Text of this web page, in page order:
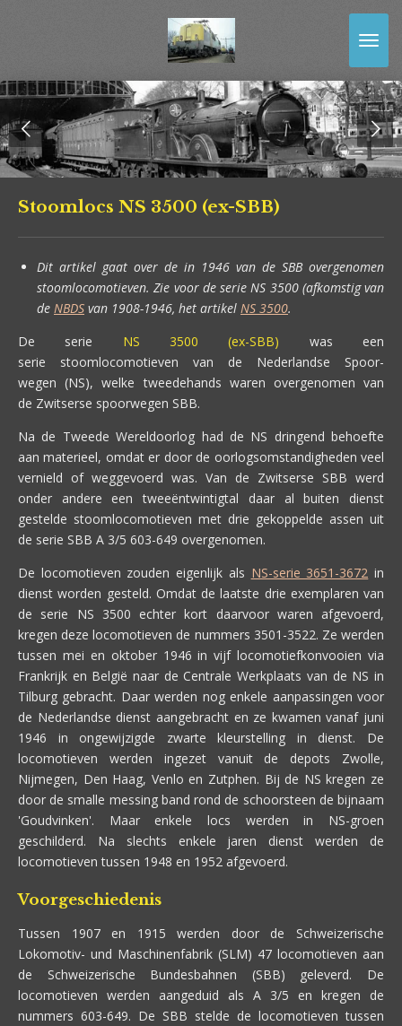
de
hoofdinhoud
Stoomlocs NS 3500 (ex-SBB)
Dit artikel gaat over de in 1946 van de SBB overgenomen
stoomlocomotieven. Zie voor de serie NS 3500 (afkomstig van
de NBDS van 1908-1946, het artikel NS 3500.
De serie NS 3500 (ex-SBB) was een
serie stoomlocomotieven van de Nederlandse Spoor-
wegen (NS), welke tweedehands waren overgenomen van
de Zwitserse spoorwegen SBB.
Na de Tweede Wereldoorlog had de NS dringend behoefte
aan materieel, omdat er door de oorlogsomstandigheden veel
vernield of weggevoerd was. Van de Zwitserse SBB werd
onder andere een tweeëntwintigtal daar al buiten dienst
gestelde stoomlocomotieven met drie gekoppelde assen uit
de serie SBB A 3/5 603-649 overgenomen.
De locomotieven zouden eigenlijk als NS-serie 3651-3672 in
dienst worden gesteld. Omdat de laatste drie exemplaren van
de serie NS 3500 echter kort daarvoor waren afgevoerd,
kregen deze locomotieven de nummers 3501-3522. Ze werden
tussen mei en oktober 1946 in vijf locomotiefkonvooien via
Frankrijk en België naar de Centrale Werkplaats van de NS in
Tilburg gebracht. Daar werden nog enkele aanpassingen voor
de Nederlandse dienst aangebracht en ze kwamen vanaf juni
1946 in ongewijzigde zwarte kleurstelling in dienst. De
locomotieven werden ingezet vanuit de depots Zwolle,
Nijmegen, Den Haag, Venlo en Zutphen. Bij de NS kregen ze
door de smalle messing band rond de schoorsteen de bijnaam
'Goudvinken'. Maar enkele locs werden in NS-groen
geschilderd. Na slechts enkele jaren dienst werden de
locomotieven tussen 1948 en 1952 afgevoerd.
Voorgeschiedenis
Tussen 1907 en 1915 werden door de Schweizerische
Lokomotiv- und Maschinenfabrik (SLM) 47 locomotieven aan
de Schweizerische Bundesbahnen (SBB) geleverd. De
locomotieven werden aangeduid als A 3/5 en kregen de
nummers 603-649. De SBB stelde de locomotieven tussen